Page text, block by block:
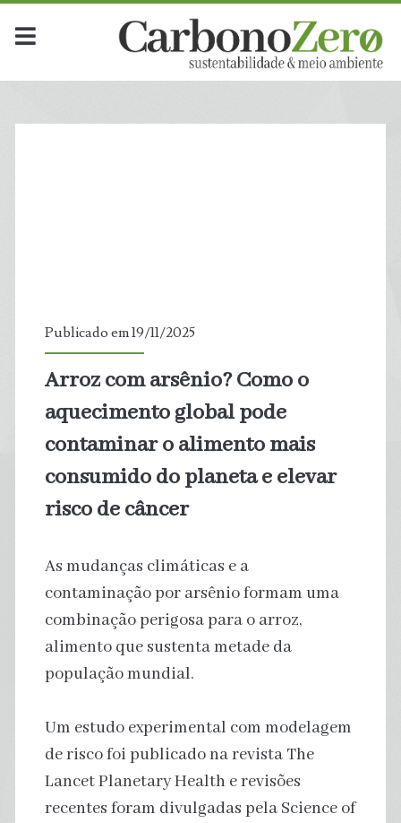
Publicado em 19/11/2025
Arroz com arsênio? Como o
aquecimento global pode
contaminar o alimento mais
consumido do planeta e elevar
risco de câncer
As mudanças climáticas e a
contaminação por arsênio formam uma
combinação perigosa para o arroz,
alimento que sustenta metade da
população mundial.
Um estudo experimental com modelagem
de risco foi publicado na revista The
Lancet Planetary Health e revisões
recentes foram divulgadas pela Science of